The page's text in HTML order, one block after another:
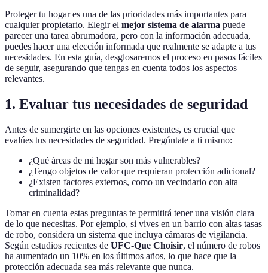
Proteger tu hogar es una de las prioridades más importantes para
cualquier propietario. Elegir el mejor sistema de alarma puede
parecer una tarea abrumadora, pero con la información adecuada,
puedes hacer una elección informada que realmente se adapte a tus
necesidades. En esta guía, desglosaremos el proceso en pasos fáciles
de seguir, asegurando que tengas en cuenta todos los aspectos
relevantes.
1. Evaluar tus necesidades de seguridad
Antes de sumergirte en las opciones existentes, es crucial que
evalúes tus necesidades de seguridad. Pregúntate a ti mismo:
¿Qué áreas de mi hogar son más vulnerables?
¿Tengo objetos de valor que requieran protección adicional?
¿Existen factores externos, como un vecindario con alta
criminalidad?
Tomar en cuenta estas preguntas te permitirá tener una visión clara
de lo que necesitas. Por ejemplo, si vives en un barrio con altas tasas
de robo, considera un sistema que incluya cámaras de vigilancia.
Según estudios recientes de UFC-Que Choisir, el número de robos
ha aumentado un 10% en los últimos años, lo que hace que la
protección adecuada sea más relevante que nunca.